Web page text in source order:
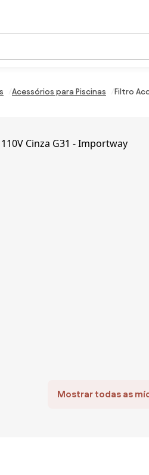
Acessórios para Piscinas Filtro
Mostrar todas as